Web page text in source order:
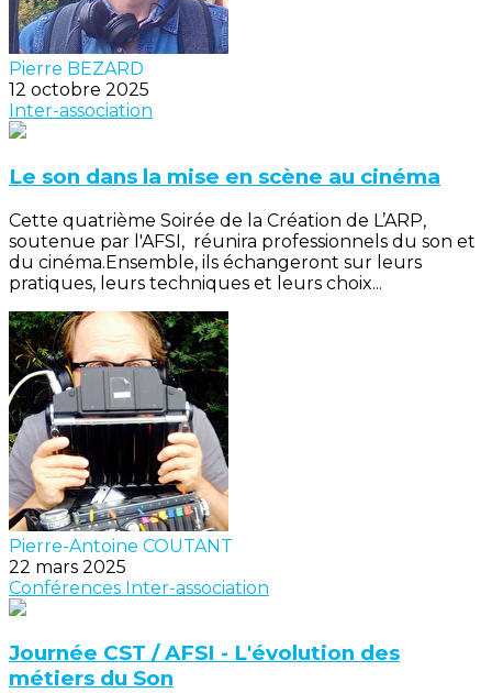
Pierre BEZARD
12 octobre 2025
Inter-association
Le son dans la mise en scène au cinéma
Cette quatrième Soirée de la Création de L’ARP,
soutenue par l'AFSI, réunira professionnels du son et
du cinéma.Ensemble, ils échangeront sur leurs
pratiques, leurs techniques et leurs choix...
Pierre-Antoine COUTANT
22 mars 2025
Conférences Inter-association
Journée CST / AFSI - L'évolution des
métiers du Son